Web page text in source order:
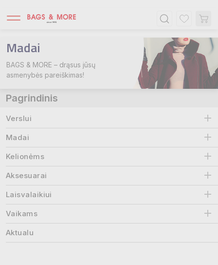
Madai
BAGS & MORE – drąsus jūsų
asmenybės pareiškimas!
Pagrindinis
Verslui
Madai
Kelionėms
Aksesuarai
Laisvalaikiui
Vaikams
Aktualu